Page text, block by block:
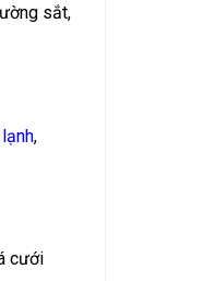
sắt,
,
cưới